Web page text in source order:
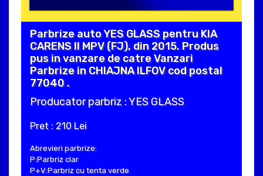
Parbrize auto YES GLASS pentru KIA
CARENS II MPV (FJ), din 2015. Produs
pus in vanzare de catre Vanzari
Parbrize in CHIAJNA ILFOV cod postal
77040 .
Producator parbriz : YES GLASS
Pret : 210 Lei
Abrevieri parbrize:
P:Parbriz clar
P+V:Parbriz cu tenta verde